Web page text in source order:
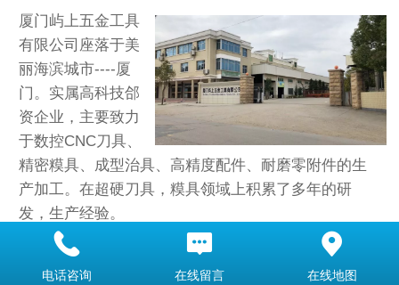
厦门屿上五金工具
有限公司座落于美
丽海滨城市----厦
门。实属高科技郃
资企业，主要致力
于数控CNC刀具、
精密糢具、成型治具、高精度配件、耐磨零附件的生
产加工。在超硬刀具，糢具领域上积累了多年的研
发，生产经验。
电话咨询 在线留言 在线地图